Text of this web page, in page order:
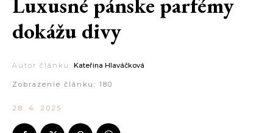
dokážu divy
Autor článku: Kateřina Hlaváčková
Zobrazenie článku: 180
28. 4. 2025